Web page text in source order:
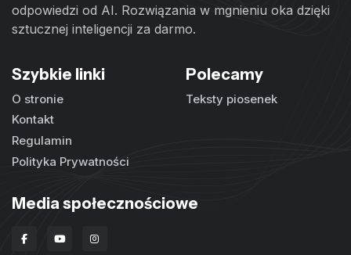
odpowiedzi od AI. Rozwiązania w mgnieniu oka dzięki
sztucznej inteligencji za darmo.
Szybkie linki
O stronie
Kontakt
Regulamin
Polityka Prywatności
Polecamy
Teksty piosenek
Media społecznościowe